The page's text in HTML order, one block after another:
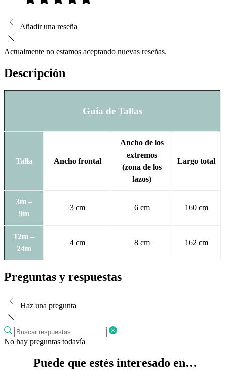
Añadir una reseña
Actualmente no estamos aceptando nuevas reseñas.
Descripción
Guía de Tallas
Talla Ancho frontal
Ancho de los
extremos
(zona de los
lazos)
Largo total
3m –
9m
3 cm 6 cm 160 cm
12m –
24m
4 cm 8 cm 162 cm
Preguntas y respuestas
Haz una pregunta
No hay preguntas todavía
Puede que estés interesado en…